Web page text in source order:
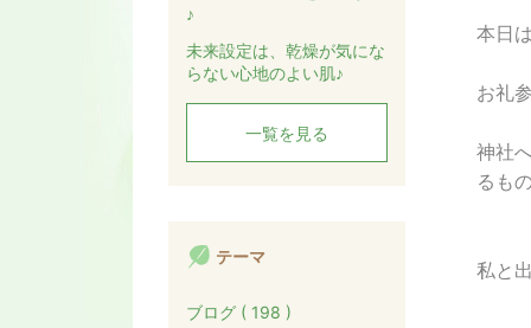
本日
お礼
神社
るも
私と
♪
未来設定は、乾燥が気にな
らない心地のよい肌♪
一覧を見る
テーマ
ブログ ( 198 )